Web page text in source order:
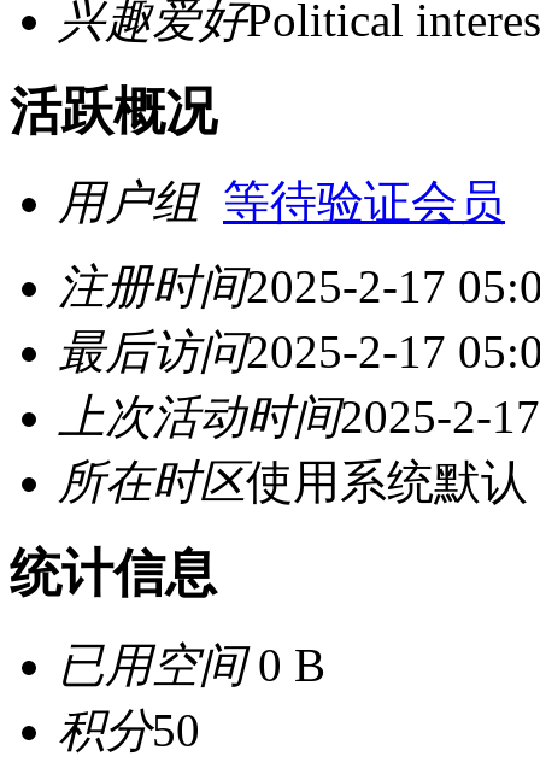
兴趣爱好Political
活跃概况
用户组 等待验证会员
注册时间2025-2-17
最后访问2025-2-17
上次活动时间2025-2-
所在时区使用系统默认
统计信息
已用空间0 B
积分50